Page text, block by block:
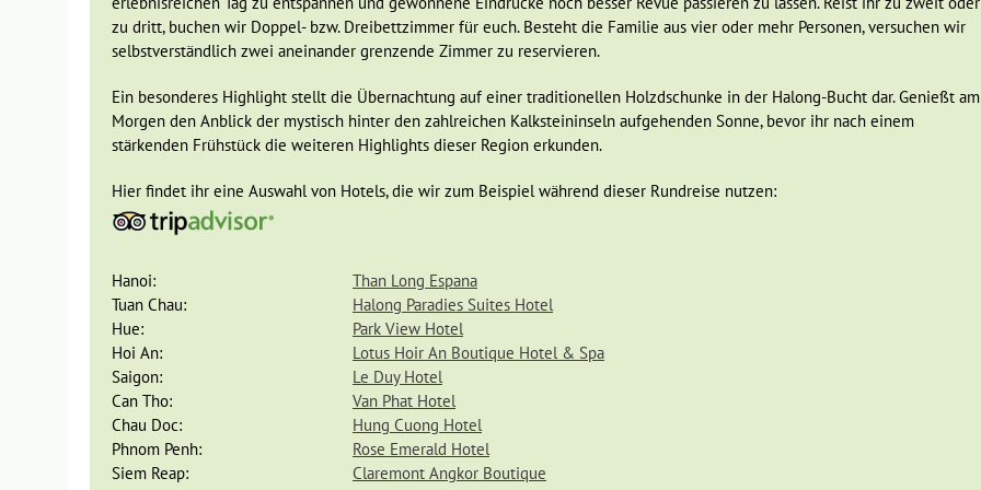
erleben. Je nach Jahreszeit helfen wir den Bauern beim Pflanzen oder Ernten und erleben mit,
Reis weiter verarbeitet wird bis er später fertig zum Verzehr ist. Zum Abschluss wird ein leckeres
Mittagessen zubereitet, das wir gemeinsam auf dem Hof genießen. Wir können den Abend in
gemütlich ausklingen lassen und bei einem Spaziergang die farbenfrohen Laternen bewundern.
Französischer Charme in Saigon
Tag 13 Saigon: Rikschafahrt & Ausflug Cu Chi Tunnel
Ho-Chi-Minh Stadt, ist eine Millionenstadt, welche nach der Teilung Vietnams im Jahre 1954 zur Hauptstadt der Republik Vietnam
wurde. Schon auf dem Weg zum Hotel fällt derlebreiche Verkehr mit einem endlose Strom von Autos, Mopeds und Fahrradtaxis
Um uns einen Überblick über die Stadt zu verschaffen bietet sich eine Tour mit einem
beispielsweise Cholon. Das alte chinesische Viertel verzaubert mit seinen schmalen Gassen, bunten Märkten und filigranen
Die Franzosen und später die Amerikaner brachten westliche Einflüsse ins Land, die vor allem in der Architektur und den
Essgewohnheiten deutlich zu erkennen sind. Im imposanten Bau des Rathauses, dem Hotel De Ville, der
des Postamtes, aber auch in der Bauweise der alten Wohnhäuser und in den neoklassizistischen Ornamenten spiegelt sich der
französische Einfluss wider.
zu dritt, buchen wir Doppel- bzw. Dreibettzimmer für euch. Besteht die Familie aus vier oder mehr Personen, versuchen wir
selbstverständlich zwei aneinander grenzende Zimmer zu reservieren.
Ein besonderes Highlight stellt die Übernachtung auf einer traditionellen Holzdschunke in der Halong-Bucht dar. Genießt am
Morgen den Anblick der mystisch hinter den zahlreichen Kalksteininseln aufgehenden Sonne, bevor ihr nach einem
stärkenden Frühstück die weiteren Highlights dieser Region erkunden.
Hier findet ihr eine Auswahl von Hotels, die wir zum Beispiel während dieser Rundreise nutzen:
Hanoi:
Than Long Espana
Tuan Chau:
Halong Paradies Suites Hotel
Hue:
Park View Hotel
Hoi An:
Lotus Hoir An Boutique Hotel & Spa
Saigon:
Le Duy Hotel
Can Tho:
Van Phat Hotel
Chau Doc:
Hung Cuong Hotel
Phnom Penh:
Rose Emerald Hotel
Siem Reap:
Claremont Angkor Boutique